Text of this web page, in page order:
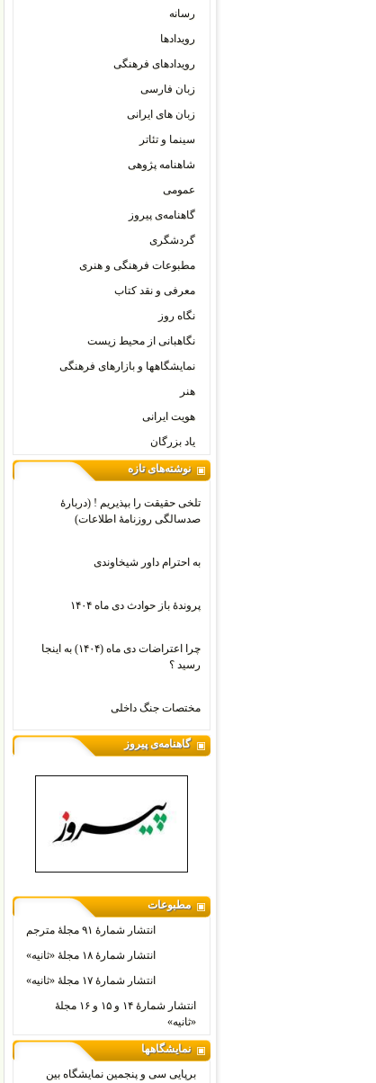
رسانه
رویدادها
رویدادهای فرهنگی
زبان فارسی
زبان های ایرانی
سینما و تئاتر
شاهنامه پژوهی
عمومی
گاهنامه‌ی پیروز
گردشگری
مطبوعات فرهنگی و هنری
معرفی و نقد کتاب
نگاه روز
نگاهبانی از محیط زیست
نمایشگاهها و بازارهای فرهنگی
هنر
هویت ایرانی
یاد بزرگان
نوشته‌های تازه
تلخی حقیقت را بپذیریم ! (دربارۀ
صدسالگی روزنامۀ اطلاعات)
به احترام داور شیخاوندی
پروندۀ باز حوادث دی ماه ۱۴۰۴
چرا اعتراضات دی‌ ماه (۱۴۰۴) به اینجا
رسید ؟
مختصات جنگ داخلی
گاهنامه‌ی پیروز
مطبوعات
انتشار شمارۀ ۹۱ مجلۀ مترجم
انتشار شمارۀ ۱۸ مجلۀ «ثانیه»
انتشار شمارۀ ۱۷ مجلۀ «ثانیه»
انتشار شمارۀ ۱۴ و ۱۵ و ۱۶ مجلۀ
«ثانیه»
نمایشگاهها
برپایی سی و پنجمین نمایشگاه بین